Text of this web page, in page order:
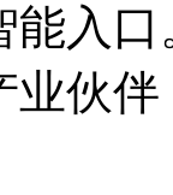
能入
业伙